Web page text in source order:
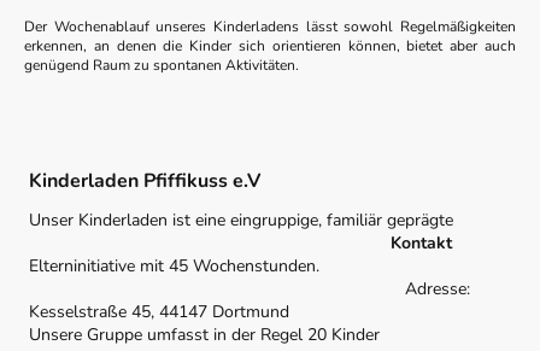
Der Wochenablauf unseres Kinderladens lässt sowohl Regelmäßigkeiten
erkennen, an denen die Kinder sich orientieren können, bietet aber auch
genügend Raum zu spontanen Aktivitäten.
Kinderladen Pfiffikuss e.V
Unser Kinderladen ist eine eingruppige, familiär geprägte
Kontakt
Elterninitiative mit 45 Wochenstunden.
Adresse:
Kesselstraße 45, 44147 Dortmund
Unsere Gruppe umfasst in der Regel 20 Kinder